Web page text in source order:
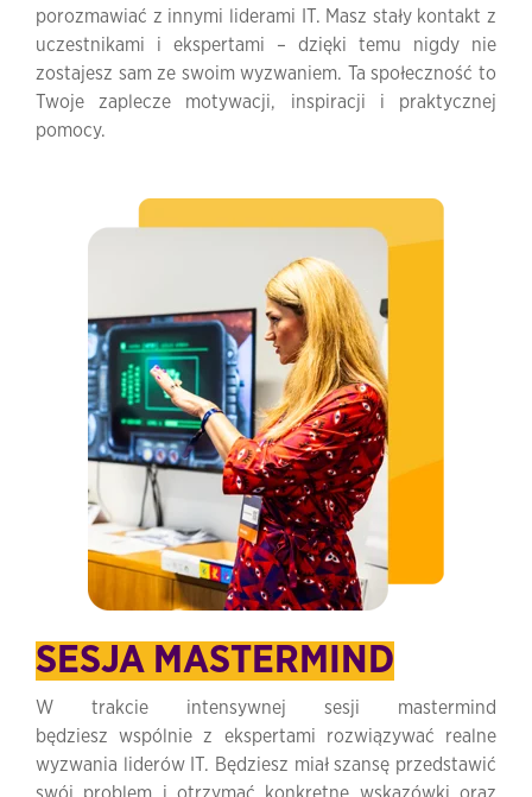
porozmawiać z innymi liderami IT. Masz stały kontakt z
uczestnikami i ekspertami – dzięki temu nigdy nie
zostajesz sam ze swoim wyzwaniem. Ta społeczność to
Twoje zaplecze motywacji, inspiracji i praktycznej
pomocy.
SESJA MASTERMIND
W trakcie intensywnej sesji mastermind
będziesz wspólnie z ekspertami rozwiązywać realne
wyzwania liderów IT. Będziesz miał szansę przedstawić